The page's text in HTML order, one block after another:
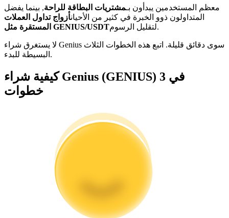
تحليل البيانات الضخمة بما في ذلك المعلومات التجارية، وما
معظم المستخدمين يبدأون بـمشتريات البطاقة للراحة, بينما يفضل
المتداولون ذوو الخبرة في كثير من الأحيانأزواج تداول العملات
المستقرة مثل GENIUS/USDT
لتقليل الرسوم.
لا يستغرق شراء Genius سوى دقائق قليلة. اتبع هذه الخطوات الثلاث
البسيطة للبدء.
كيفية شراء Genius (GENIUS) في 3
خطوات